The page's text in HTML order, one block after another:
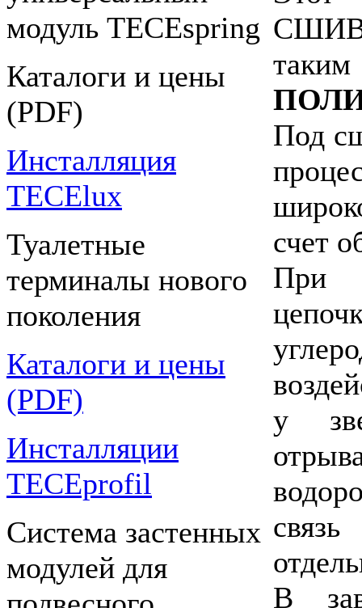
модуль TECEspring
Каталоги и цены
(PDF)
Инсталляция
TECElux
Туалетные
терминалы нового
поколения
Каталоги и цены
(PDF)
Инсталляции
TECEprofil
Система застенных
модулей для
Под
счет
При
у
В